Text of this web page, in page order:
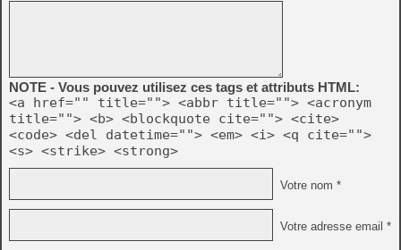
NOTE - Vous pouvez utilisez ces tags et attributs HTML:
<a href="" title=""> <abbr title=""> <acronym
title=""> <b> <blockquote cite=""> <cite>
<code> <del datetime=""> <em> <i> <q cite="">
<s> <strike> <strong>
Votre nom *
Votre adresse email *